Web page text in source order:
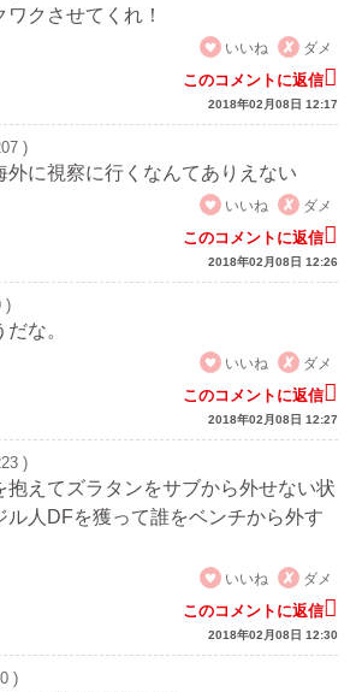
クさせてくれ！
いいね
ダメ
このコメントに返信
2018年02月08日 12:17
)
外に視察に行くなんてありえない
いいね
ダメ
このコメントに返信
2018年02月08日 12:26
)
な。
いいね
ダメ
このコメントに返信
2018年02月08日 12:27
)
抱えてズラタンをサブから外せない状
ル人DFを獲って誰をベンチから外す
いいね
ダメ
このコメントに返信
2018年02月08日 12:30
)